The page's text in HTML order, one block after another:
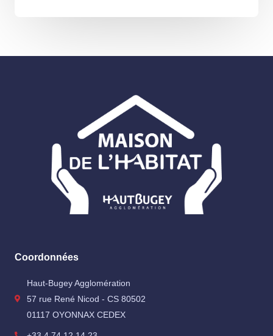
Coordonnées
Haut-Bugey Agglomération
57 rue René Nicod - CS 80502
01117 OYONNAX CEDEX